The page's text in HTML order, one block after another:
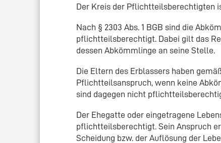
Der Kreis der Pflichtteilsberechtigten
Nach § 2303 Abs. 1 BGB sind die
pflichtteilsberechtigt. Dabei gilt das
dessen Abkömmlinge an seine Stelle.
Die Eltern des Erblassers haben
Pflichtteilsanspruch, wenn keine
sind dagegen nicht
Der Ehegatte oder eingetragene
pflichtteilsberechtigt. Sein Anspruch
Scheidung bzw. der Auflösung der